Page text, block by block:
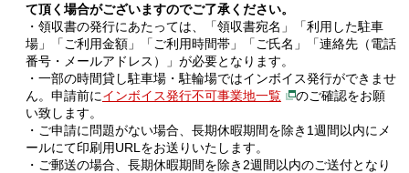
て頂く場合がございますのでご了承ください。
・領収書の発行にあたっては、「領収書宛名」「利用した駐車
場」「ご利用金額」「ご利用時間帯」「ご氏名」「連絡先（電話
番号・メールアドレス）」が必要となります。
・一部の時間貸し駐車場・駐輪場ではインボイス発行ができませ
ん。申請前にインボイス発行不可事業地一覧
のご確認をお願
い致します。
・ご申請に問題がない場合、長期休暇期間を除き1週間以内にメ
ールにて印刷用URLをお送りいたします。
・ご郵送の場合、長期休暇期間を除き2週間以内のご送付となり